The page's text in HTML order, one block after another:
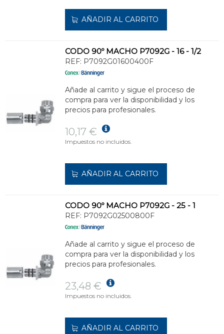
AÑADIR AL CARRITO
CODO 90º MACHO P7092G - 16 - 1/2
REF: P7092G01600400F
Añade al carrito y sigue el proceso de
compra para ver la disponibilidad y los
precios para profesionales.
10,17 €
Impuestos no incluidos.
AÑADIR AL CARRITO
CODO 90º MACHO P7092G - 25 - 1
REF: P7092G02500800F
Añade al carrito y sigue el proceso de
compra para ver la disponibilidad y los
precios para profesionales.
23,48 €
Impuestos no incluidos.
AÑADIR AL CARRITO